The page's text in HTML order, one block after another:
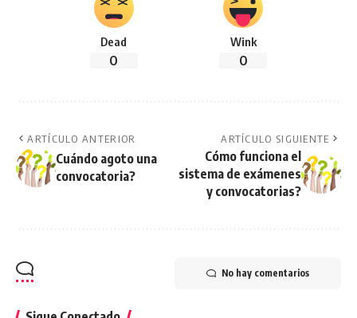
Dead
0
Wink
0
ARTÍCULO ANTERIOR
Cuándo agoto una
convocatoria?
ARTÍCULO SIGUIENTE
Cómo funciona el
sistema de exámenes
y convocatorias?
No hay comentarios